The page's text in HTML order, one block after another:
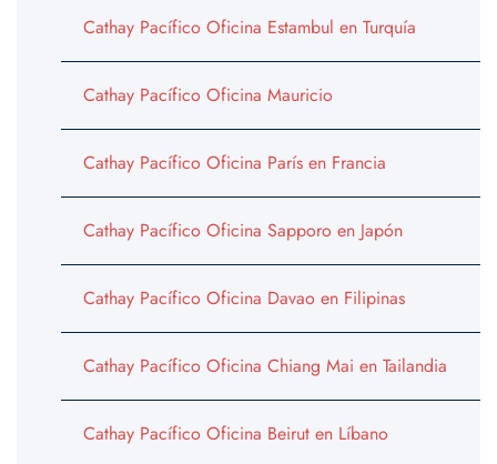
Cathay Pacífico Oficina Estambul en Turquía
Cathay Pacífico Oficina Mauricio
Cathay Pacífico Oficina París en Francia
Cathay Pacífico Oficina Sapporo en Japón
Cathay Pacífico Oficina Davao en Filipinas
Cathay Pacífico Oficina Chiang Mai en Tailandia
Cathay Pacífico Oficina Beirut en Líbano